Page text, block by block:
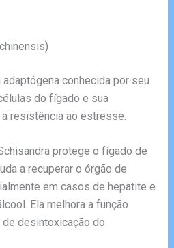
conhecida por seu
do fígado e sua
resistência ao estresse.
protege o fígado de
a recuperar o órgão de
em casos de hepatite e
Ela melhora a função
desintoxicação do